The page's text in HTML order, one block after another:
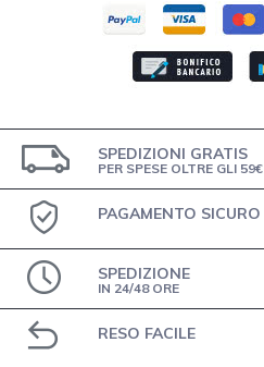
SPEDIZIONI GRATIS
PER SPESE OLTRE GLI 59€
PAGAMENTO SICURO
SPEDIZIONE
IN 24/48 ORE
RESO FACILE